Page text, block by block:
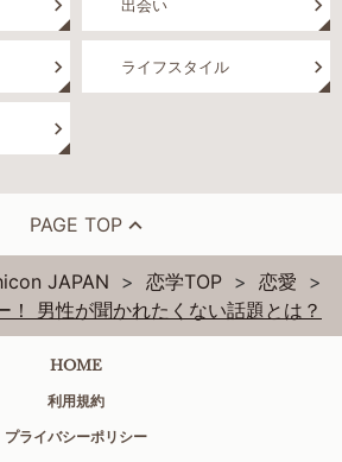
出会い
ライフスタイル
PAGE TOP
JAPAN 恋学TOP
恋愛
！ 男性が聞かれたくない話題とは？
HOME
利用規約
プライバシーポリシー